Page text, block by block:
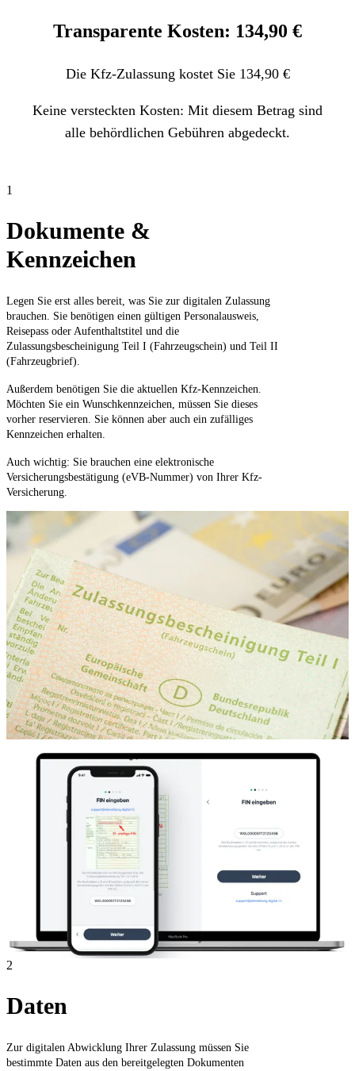
Transparente Kosten: 134,90 €
Die Kfz-Zulassung kostet Sie 134,90 €
Keine versteckten Kosten: Mit diesem Betrag sind
alle behördlichen Gebühren abgedeckt.
1
Dokumente &
Kennzeichen
Legen Sie erst alles bereit, was Sie zur digitalen Zulassung
brauchen. Sie benötigen einen gültigen Personalausweis,
Reisepass oder Aufenthaltstitel und die
Zulassungsbescheinigung Teil I (Fahrzeugschein) und Teil II
(Fahrzeugbrief).
Außerdem benötigen Sie die aktuellen Kfz-Kennzeichen.
Möchten Sie ein Wunschkennzeichen, müssen Sie dieses
vorher reservieren. Sie können aber auch ein zufälliges
Kennzeichen erhalten.
Auch wichtig: Sie brauchen eine elektronische
Versicherungsbestätigung (eVB-Nummer) von Ihrer Kfz-
Versicherung.
2
Daten
Zur digitalen Abwicklung Ihrer Zulassung müssen Sie
bestimmte Daten aus den bereitgelegten Dokumenten